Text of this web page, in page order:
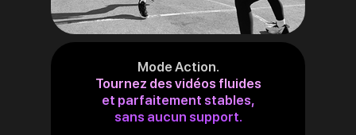
Mode Action.
Tournez des vidéos fluides
et parfaitement stables,
sans aucun support.